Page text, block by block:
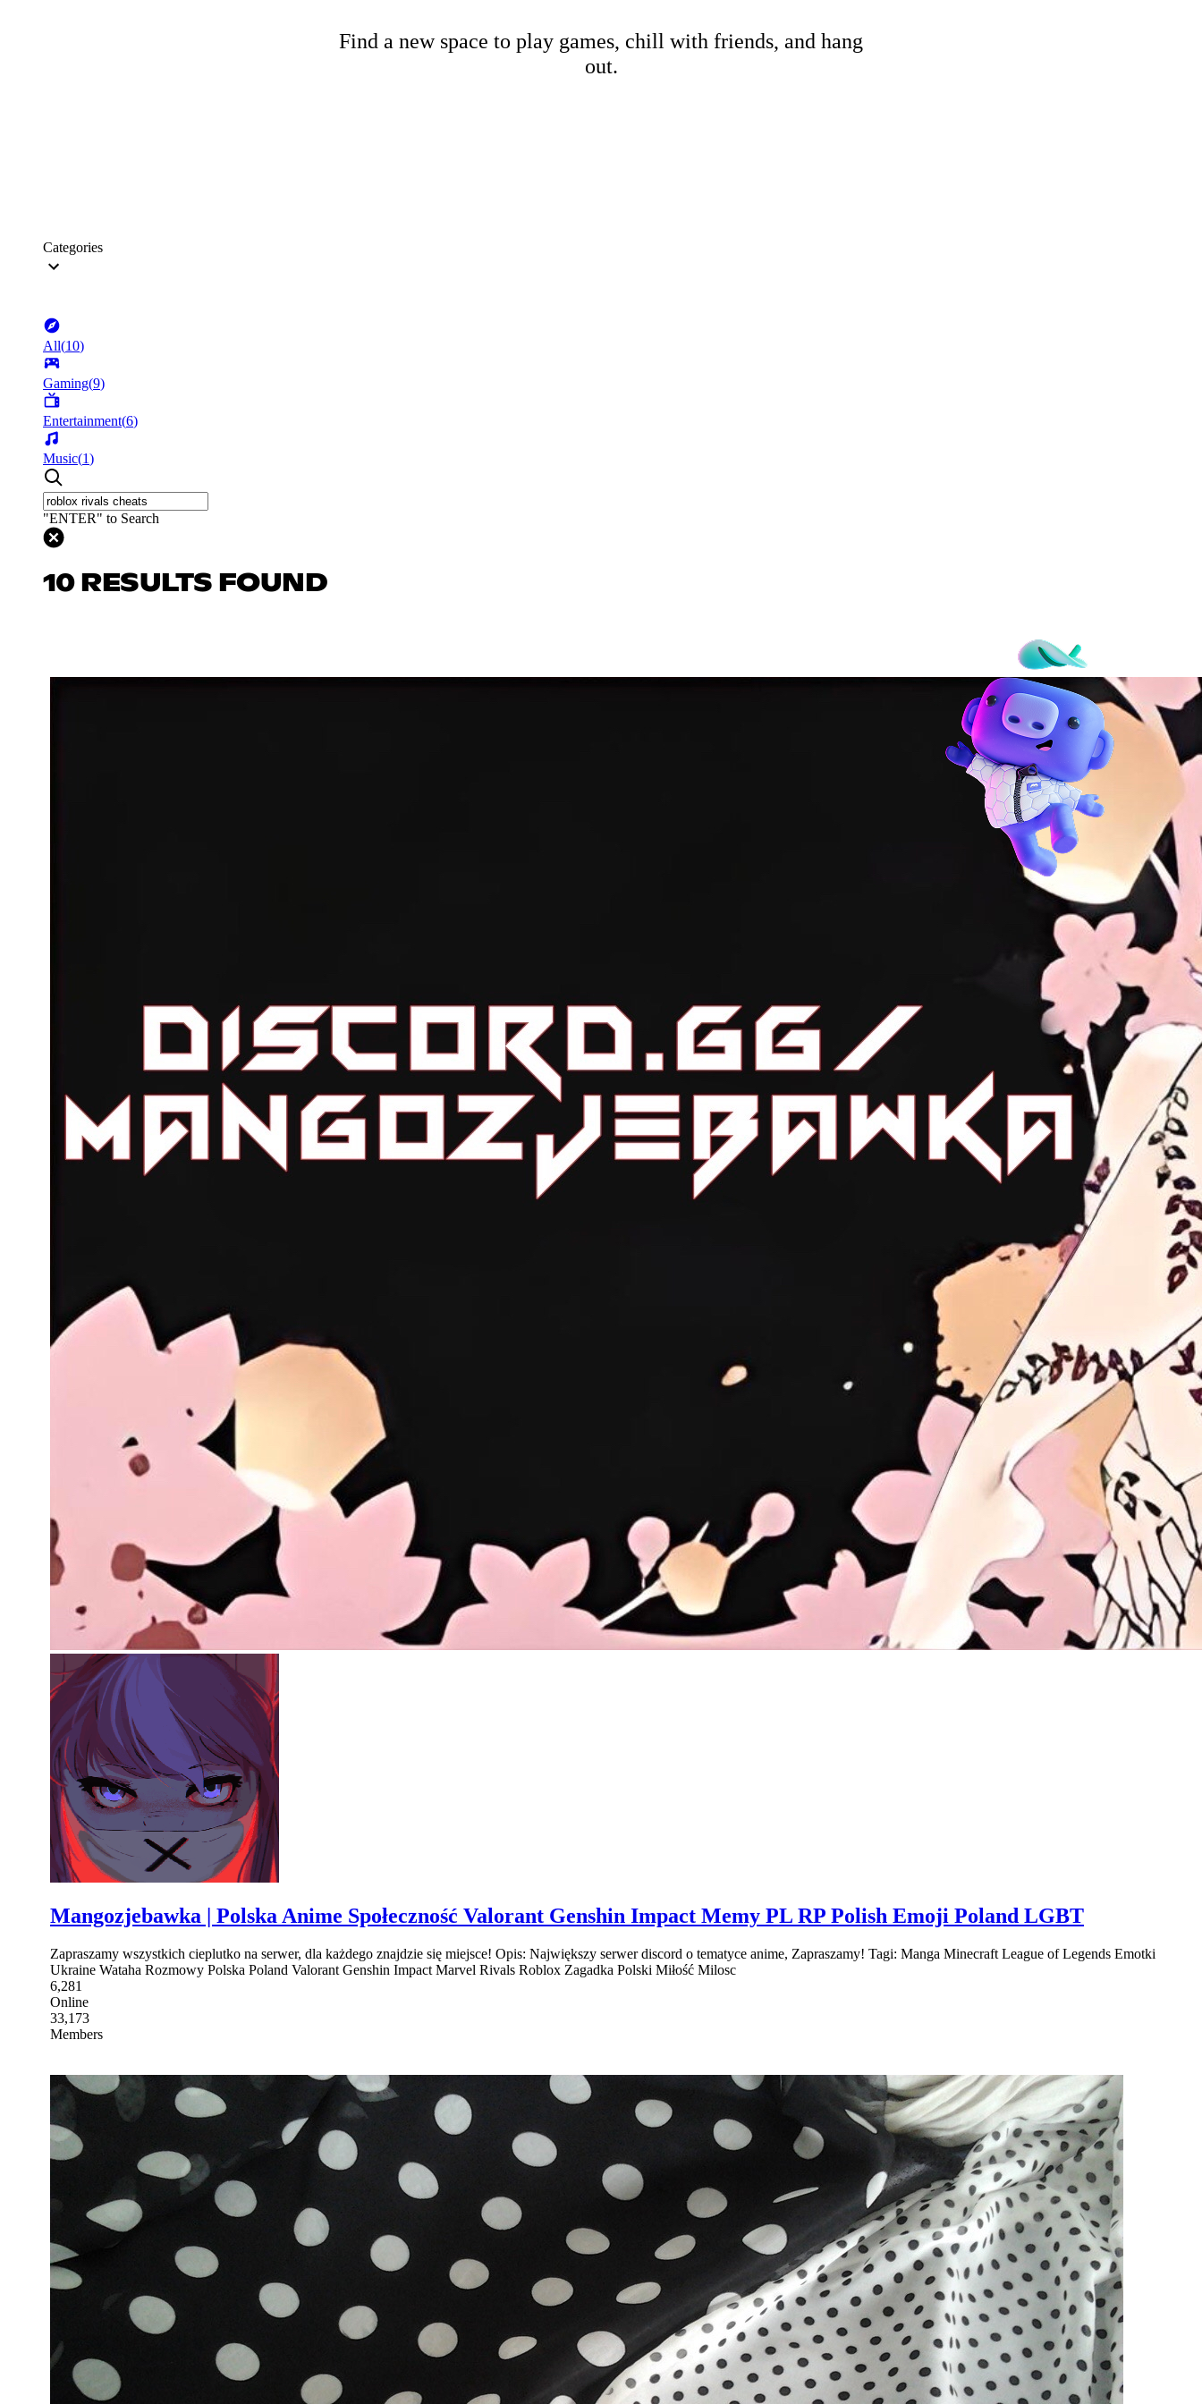
Find a new space to play games, chill with friends, and hang
out.
Categories
All(10)
Gaming(9)
Entertainment(6)
Music(1)
"ENTER" to Search
10 RESULTS FOUND
Mangozjebawka | Polska Anime Społeczność Valorant Genshin Impact Memy PL RP Polish Emoji Poland LGBT
Zapraszamy wszystkich cieplutko na serwer, dla każdego znajdzie się miejsce! Opis: Największy serwer discord o tematyce anime, Zapraszamy! Tagi: Manga Minecraft League of Legends Emotki
Ukraine Wataha Rozmowy Polska Poland Valorant Genshin Impact Marvel Rivals Roblox Zagadka Polski Miłość Milosc
6,281
Online
33,173
Members